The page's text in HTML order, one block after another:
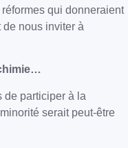
qui donneraient
de nous inviter à
de participer à la
serait peut-être